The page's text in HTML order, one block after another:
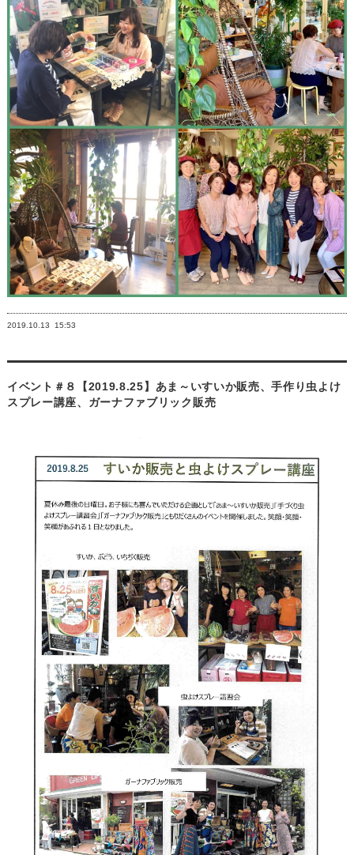
2019.10.13 15:53
イベント＃８【2019.8.25】あま～いすいか販売、手作り虫よけ
スプレー講座、ガーナファブリック販売